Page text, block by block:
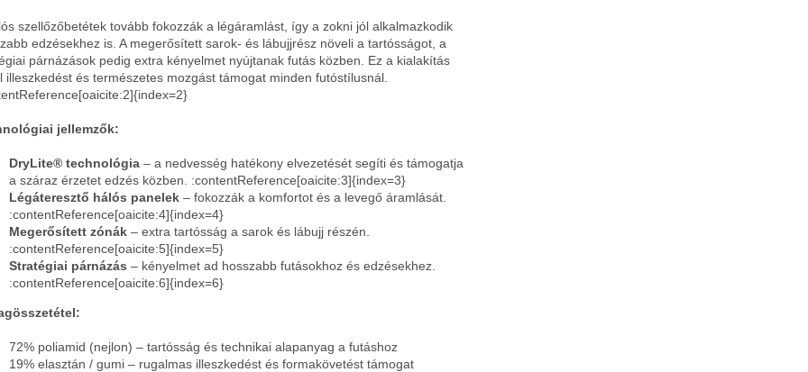
szellőzőbetétek tovább fokozzák a légáramlást, így a zokni jól alkalmazkodik
edzésekhez is. A megerősített sarok- és lábujjrész növeli a tartósságot, a
párnázások pedig extra kényelmet nyújtanak futás közben. Ez a kialakítás
illeszkedést és természetes mozgást támogat minden futóstílusnál.
jellemzők:
DryLite® technológia – a nedvesség hatékony elvezetését segíti és támogatja
a száraz érzetet edzés közben. :contentReference[oaicite:3]{index=3}
Légáteresztő hálós panelek – fokozzák a komfortot és a levegő áramlását.
:contentReference[oaicite:4]{index=4}
Megerősített zónák – extra tartósság a sarok és lábujj részén.
:contentReference[oaicite:5]{index=5}
Stratégiai párnázás – kényelmet ad hosszabb futásokhoz és edzésekhez.
:contentReference[oaicite:6]{index=6}
72% poliamid (nejlon) – tartósság és technikai alapanyag a futáshoz
19% elasztán / gumi – rugalmas illeszkedést és formakövetést támogat